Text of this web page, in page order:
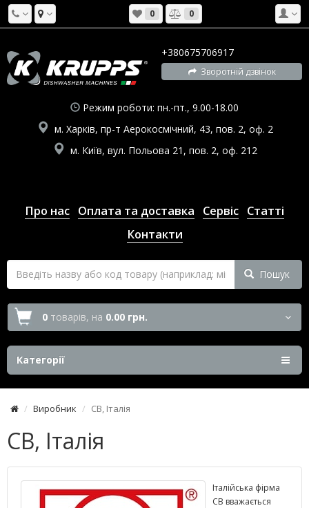
0 0
+380675706917
Зворотній дзвінок
Режим роботи: пн.-пт., 9.00-18.00
м. Харків, пр-т Аерокосмічний, 43, пов. 2, оф. 2
м. Київ, вул. Польова 21, пов. 2, оф. 212
Про нас Оплата та доставка Сервіс Статті
Контакти
Пошук
0 товарів, на 0.00 грн.
Категорії
Виробник CB, Італія
CB, Італія
Італійська фірма
CB вважається